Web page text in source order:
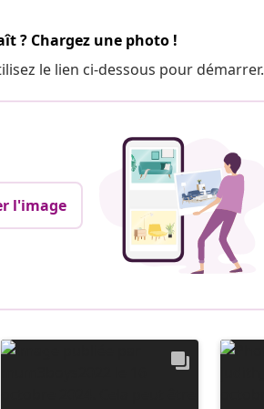
? Chargez une photo !
le lien ci-dessous pour démarrer.
l'image